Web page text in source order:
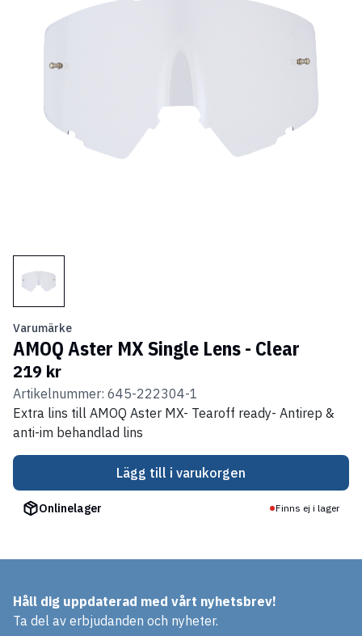
Varumärke
AMOQ Aster MX Single Lens - Clear
219 kr
Artikelnummer: 645-222304-1
Extra lins till AMOQ Aster MX- Tearoff ready- Antirep &
anti-im behandlad lins
Lägg till i varukorgen
Onlinelager Finns ej i lager
Håll dig uppdaterad med vårt nyhetsbrev!
Ta del av erbjudanden och nyheter.